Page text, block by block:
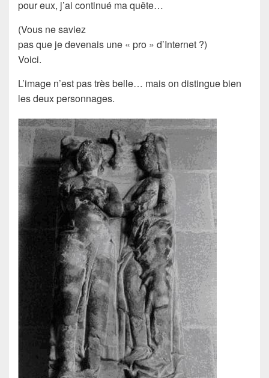
pour eux, j’ai continué maquête…
(Vous ne saviez
pas que je devenais une « pro » d’Internet ?)
Voici.
L’image n’est pas très belle… mais on distingue bien
les deuxpersonnages.